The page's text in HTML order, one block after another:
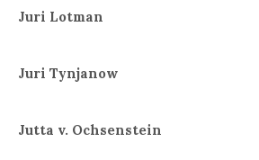
Juri Lotman
Juri Tynjanow
Jutta v. Ochsenstein